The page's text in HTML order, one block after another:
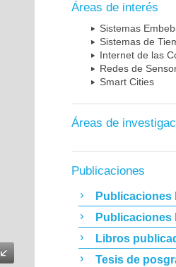
Áreas de interés
Sistemas
Sistemas de
Internet de las
Redes de
Smart Cities
Áreas de
Publicaciones
Publicaciones
Publicaciones
Libros
Tesis de